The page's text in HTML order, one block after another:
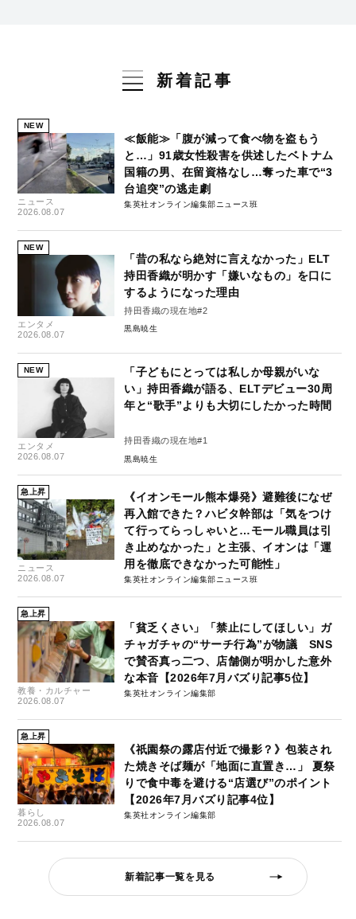
新着記事
NEW
ニュース
2026.08.07
≪飯能≫「腹が減って食べ物を盗もう
と…」91歳女性殺害を供述したベトナム
国籍の男、在留資格なし…奪った車で“3
台追突”の逃走劇
集英社オンライン編集部ニュース班
NEW
エンタメ
2026.08.07
「昔の私なら絶対に言えなかった」ELT
持田香織が明かす「嫌いなもの」を口に
するようになった理由
持田香織の現在地#2
黒島暁生
NEW
エンタメ
2026.08.07
「子どもにとっては私しか母親がいな
い」持田香織が語る、ELTデビュー30周
年と“歌手”よりも大切にしたかった時間
持田香織の現在地#1
黒島暁生
急上昇
ニュース
2026.08.07
《イオンモール熊本爆発》避難後になぜ
再入館できた？ハビタ幹部は「気をつけ
て行ってらっしゃいと…モール職員は引
き止めなかった」と主張、イオンは「運
用を徹底できなかった可能性」
集英社オンライン編集部ニュース班
急上昇
教養・カルチャー
2026.08.07
「貧乏くさい」「禁止にしてほしい」ガ
チャガチャの“サーチ行為”が物議 SNS
で賛否真っ二つ、店舗側が明かした意外
な本音【2026年7月バズり記事5位】
集英社オンライン編集部
急上昇
暮らし
2026.08.07
《祇園祭の露店付近で撮影？》包装され
た焼きそば麺が「地面に直置き…」 夏祭
りで食中毒を避ける“店選び”のポイント
【2026年7月バズり記事4位】
集英社オンライン編集部
新着記事一覧を見る